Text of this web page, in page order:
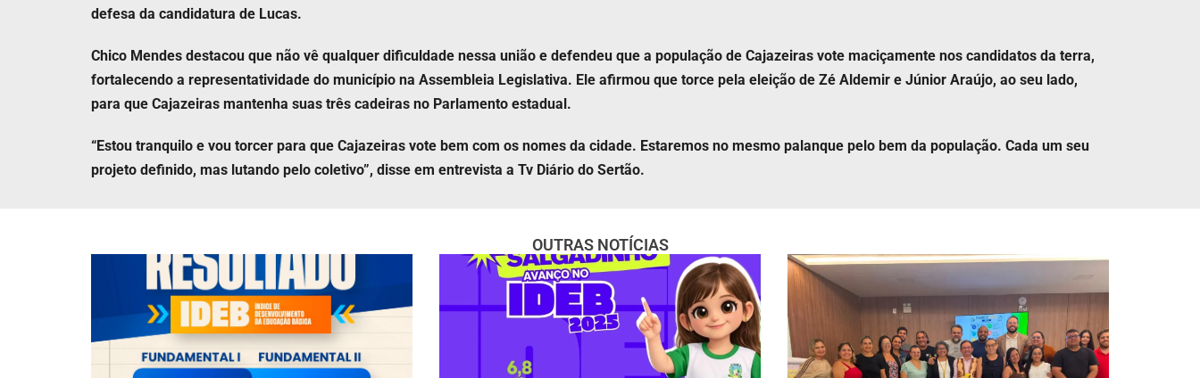
defesa da candidatura de Lucas.
Chico Mendes destacou que não vê qualquer dificuldade nessa união e defendeu que a população de Cajazeiras vote maciçamente nos candidatos da terra,
fortalecendo a representatividade do município na Assembleia Legislativa. Ele afirmou que torce pela eleição de Zé Aldemir e Júnior Araújo, ao seu lado,
para que Cajazeiras mantenha suas três cadeiras no Parlamento estadual.
“Estou tranquilo e vou torcer para que Cajazeiras vote bem com os nomes da cidade. Estaremos no mesmo palanque pelo bem da população. Cada um seu
projeto definido, mas lutando pelo coletivo”, disse em entrevista a Tv Diário do Sertão.
OUTRAS NOTÍCIAS